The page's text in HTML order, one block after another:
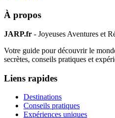
À propos
JARP.fr - Joyeuses Aventures et
Votre guide pour découvrir le
secrètes, conseils pratiques et
Liens rapides
Destinations
Conseils pratiques
Expériences uniques